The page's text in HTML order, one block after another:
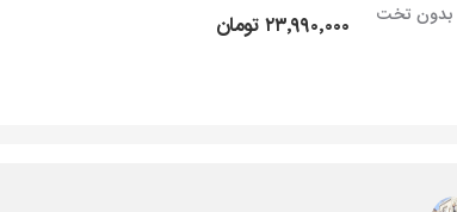
تخت
۲۳٬۹۹۰٬۰۰۰ تومان